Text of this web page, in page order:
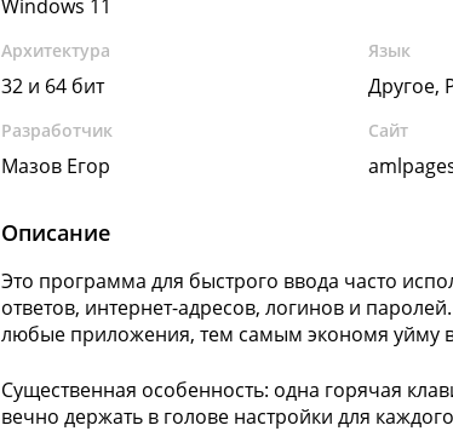
Windows 11
Архитектура
32 и 64 бит
Язык
Другое,
Разработчик
Мазов Егор
Сайт
Описание
Это программа для быстрого ввода часто
ответов, интернет-адресов, логинов и
любые приложения, тем самым экономя уйму
Существенная особенность: одна горячая
вечно держать в голове настройки для